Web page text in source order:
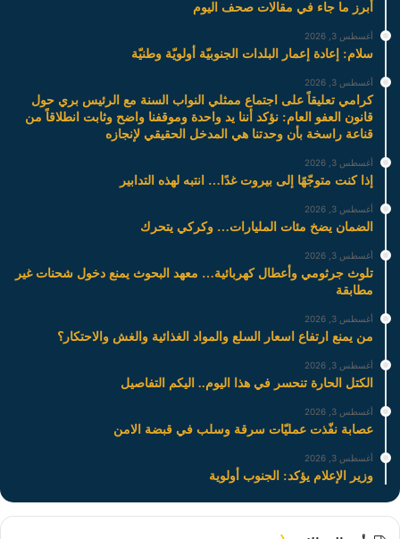
أبرز ما جاء في مقالات صحف اليوم
أغسطس 3, 2026
سلام: إعادة إعمار البلدات الجنوبيّة أولويّة وطنيّة
أغسطس 3, 2026
كرامي تعليقاً على اجتماع ممثلي النواب السنة مع الرئيس بري حول
قانون العفو العام: نؤكد أننا يد واحدة وموقفنا واضح وثابت انطلاقاً من
قناعة راسخة بأن وحدتنا هي المدخل الحقيقي لإنجازه
أغسطس 3, 2026
إذا كنت متوجّهًا إلى بيروت غدًا… انتبه لهذه التدابير
أغسطس 3, 2026
الضمان يضخ مئات المليارات… وكركي يتحرك
أغسطس 3, 2026
تلوث جرثومي وأعطال كهربائية… معهد البحوث يمنع دخول شحنات غير
مطابقة
أغسطس 3, 2026
من يمنع ارتفاع اسعار السلع والمواد الغذائية والغش والاحتكار؟
أغسطس 3, 2026
الكتل الحارة تنحسر في هذا اليوم.. اليكم التفاصيل
أغسطس 3, 2026
عصابة نفّذت عمليّات سرقة وسلب في قبضة الامن
أغسطس 3, 2026
وزير الإعلام يؤكد: الجنوب أولوية